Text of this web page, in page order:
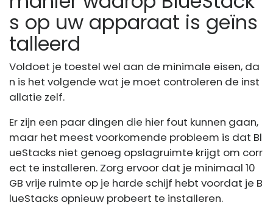
s op uw apparaat is geïns
talleerd
Voldoet je toestel wel aan de minimale eisen, da
n is het volgende wat je moet controleren de inst
allatie zelf.
Er zijn een paar dingen die hier fout kunnen gaan,
maar het meest voorkomende probleem is dat Bl
ueStacks niet genoeg opslagruimte krijgt om corr
ect te installeren. Zorg ervoor dat je minimaal 10
GB vrije ruimte op je harde schijf hebt voordat je B
lueStacks opnieuw probeert te installeren.